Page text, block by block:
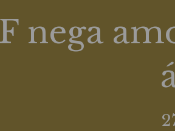
nega